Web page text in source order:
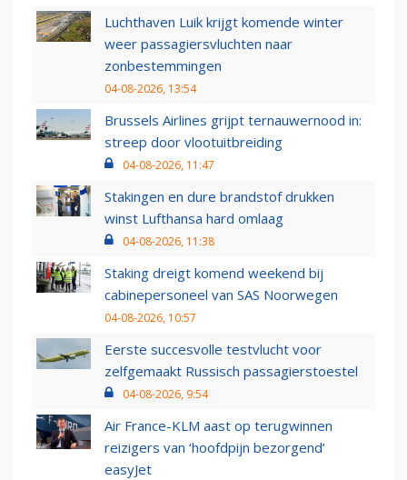
Luchthaven Luik krijgt komende winter
weer passagiersvluchten naar
zonbestemmingen
04-08-2026, 13:54
Brussels Airlines grijpt ternauwernood in:
streep door vlootuitbreiding
04-08-2026, 11:47
Stakingen en dure brandstof drukken
winst Lufthansa hard omlaag
04-08-2026, 11:38
Staking dreigt komend weekend bij
cabinepersoneel van SAS Noorwegen
04-08-2026, 10:57
Eerste succesvolle testvlucht voor
zelfgemaakt Russisch passagierstoestel
04-08-2026, 9:54
Air France-KLM aast op terugwinnen
reizigers van ‘hoofdpijn bezorgend’
easyJet